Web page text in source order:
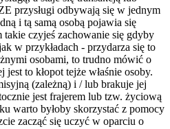
przysługi odbywają się w jednym
i tą samą osobą pojawia się
takie czyjeś zachowanie się gdyby
w przykładach - przydarza się to
osobami, to trudno mówić o
to kłopot tejże właśnie osoby.
(zależną) i / lub brakuje jej
jest frajerem lub tzw. życiową
warto byłoby skorzystać z pomocy
zacząć się uczyć w oparciu o